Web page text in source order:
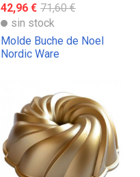
42,96 € 71,60 €
sin stock
Molde Buche de Noel
Nordic Ware